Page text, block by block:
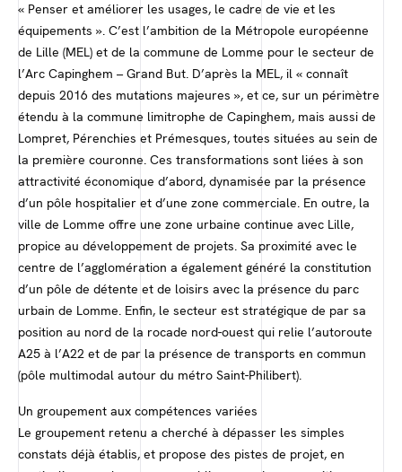
« Penser et améliorer les usages, le cadre de vie et les
équipements ». C’est l’ambition de la Métropole européenne
de Lille (MEL) et de la commune de Lomme pour le secteur de
l’Arc Capinghem – Grand But. D’après la MEL, il « connaît
depuis 2016 des mutations majeures », et ce, sur un périmètre
étendu à la commune limitrophe de Capinghem, mais aussi de
Lompret, Pérenchies et Prémesques, toutes situées au sein de
la première couronne. Ces transformations sont liées à son
attractivité économique d’abord, dynamisée par la présence
d’un pôle hospitalier et d’une zone commerciale. En outre, la
ville de Lomme offre une zone urbaine continue avec Lille,
propice au développement de projets. Sa proximité avec le
centre de l’agglomération a également généré la constitution
d’un pôle de détente et de loisirs avec la présence du parc
urbain de Lomme. Enfin, le secteur est stratégique de par sa
position au nord de la rocade nord-ouest qui relie l’autoroute
A25 à l’A22 et de par la présence de transports en commun
(pôle multimodal autour du métro Saint-Philibert).
Un groupement aux compétences variées
Le groupement retenu a cherché à dépasser les simples
constats déjà établis, et propose des pistes de projet, en